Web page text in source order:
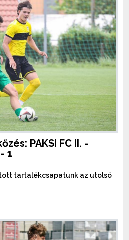
PAKSI FC II. -
1
tartalékcsapatunk az utolsó